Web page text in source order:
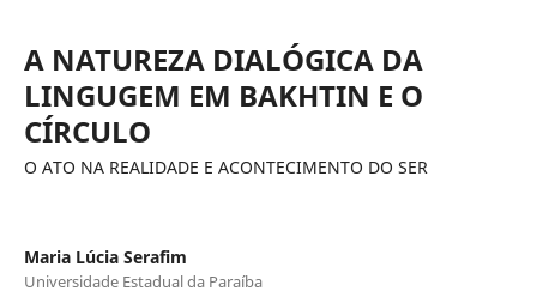
A NATUREZA DIALÓGICA DA
LINGUGEM EM BAKHTIN E O
CÍRCULO
O ATO NA REALIDADE E ACONTECIMENTO DO SER
Maria Lúcia Serafim
Universidade Estadual da Paraíba